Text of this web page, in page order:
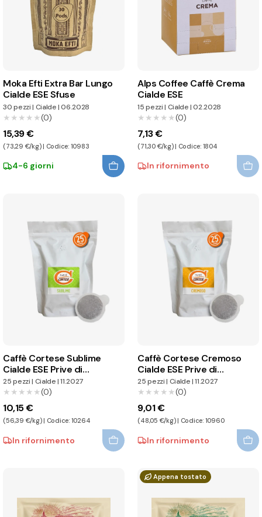
Moka Efti Extra Bar Lungo
Cialde ESE Sfuse
30 pezzi| Cialde|06.2028
★★★★★
★★★★★(0)
15,39 €
(73,29 €/kg) | Codice: 10983
4-6 giorni
Alps Coffee Caffè Crema
Cialde ESE
15 pezzi| Cialde|02.2028
★★★★★
★★★★★(0)
7,13 €
(71,30 €/kg) | Codice: 1804
In rifornimento
Caffè Cortese Sublime
Cialde ESE Prive di
Imballaggio Individuale
25 pezzi| Cialde|11.2027
★★★★★
★★★★★(0)
10,15 €
(56,39 €/kg) | Codice: 10264
In rifornimento
Caffè Cortese Cremoso
Cialde ESE Prive di
Imballaggio Individuale
25 pezzi| Cialde|11.2027
★★★★★
★★★★★(0)
9,01 €
(48,05 €/kg) | Codice: 10960
In rifornimento
Appena tostato